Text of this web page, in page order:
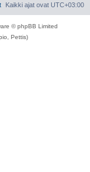
Kaikki ajat ovat UTC+03:00
© phpBB Limited
Pettis)